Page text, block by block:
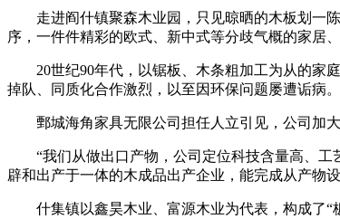
走进阎什镇聚森木业园，只见晾晒的木板划一陈
序，一件件精彩的欧式、新中式等分歧气概的家居
20世纪90年代，以锯板、木条粗加工为从的家庭
掉队、同质化合作激烈，以至因环保问题屡遭诟病。
鄄城海角家具无限公司担任人立引见，公司加大
“我们从做出口产物，公司定位科技含量高、工
辟和出产于一体的木成品出产企业，能完成从产物
什集镇以鑫昊木业、富源木业为代表，构成了“